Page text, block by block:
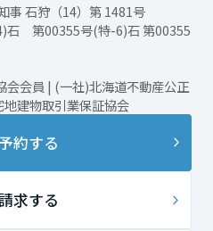
事 石狩（14）第 1481号
石 第00355号(特-6)石 第00355
会会員 | (一社)北海道不動産公正
建物取引業保証協会
約する
求する